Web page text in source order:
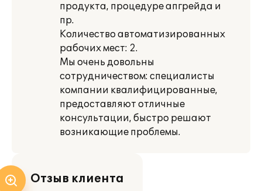
продукта, процедуре апгрейда и
пр.
Количество автоматизированных
рабочих мест: 2.
Мы очень довольны
сотрудничеством: специалисты
компании квалифицированные,
предоставляют отличные
консультации, быстро решают
возникающие проблемы.
Отзыв клиента